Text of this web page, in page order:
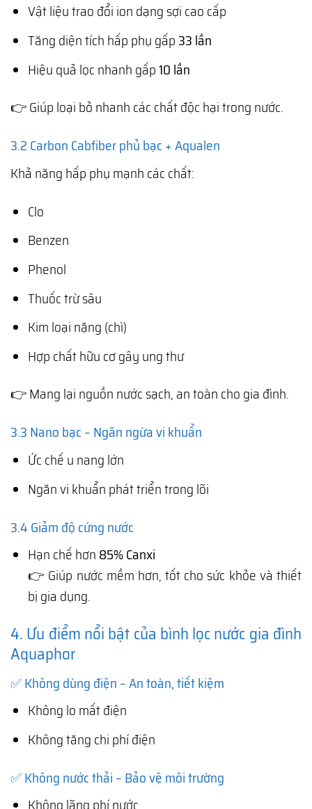
Vật liệu trao đổi ion dạng sợi cao cấp
Tăng diện tích hấp phụ gấp33 lần
Hiệu quả lọc nhanh gấp10 lần
👉 Giúp loại bỏ nhanh các chất độc hại trong nước.
3.2 Carbon Cabfiber phủ bạc + Aqualen
Khả năng hấp phụ mạnh các chất:
Clo
Benzen
Phenol
Thuốc trừ sâu
Kim loại nặng (chì)
Hợp chất hữu cơ gây ung thư
👉 Mang lại nguồn nước sạch, an toàn cho gia đình.
3.3 Nano bạc – Ngăn ngừa vi khuẩn
Ức chế u nang lớn
Ngăn vi khuẩn phát triển trong lõi
3.4 Giảm độ cứng nước
Hạn chế hơn 85% Canxi
👉 Giúp nước mềm hơn, tốt cho sức khỏe và thiết
bị gia dụng.
4. Ưu điểm nổi bật của bình lọc nước gia đình
Aquaphor
✅ Không dùng điện – An toàn, tiết kiệm
Không lo mất điện
Không tăng chi phí điện
✅ Không nước thải – Bảo vệ môi trường